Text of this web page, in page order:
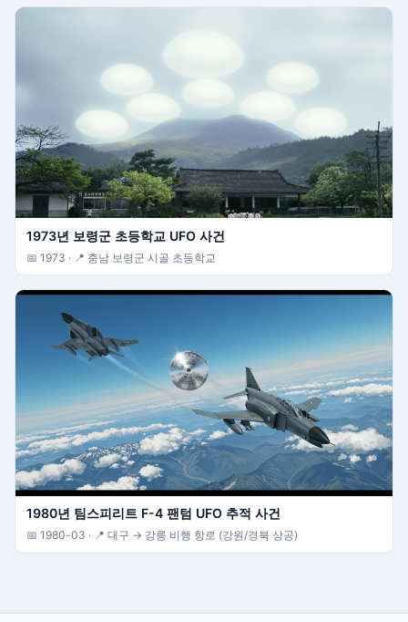
1973년 보령군 초등학교 UFO 사건
📅 1973 · 📍 충남 보령군 시골 초등학교
1980년 팀스피리트 F-4 팬텀 UFO 추적 사건
📅 1980-03 · 📍 대구 → 강릉 비행 항로 (강원/경북 상공)